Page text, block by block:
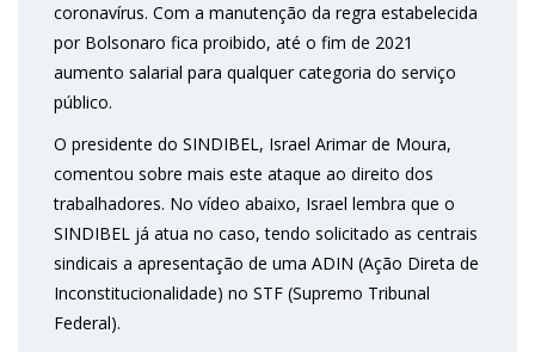
coronavírus. Com a manutenção da regra estabelecida
por Bolsonaro fica proibido, até o fim de 2021
aumento salarial para qualquer categoria do serviço
público.
O presidente do SINDIBEL, Israel Arimar de Moura,
comentou sobre mais este ataque ao direito dos
trabalhadores. No vídeo abaixo, Israel lembra que o
SINDIBEL já atua no caso, tendo solicitado as centrais
sindicais a apresentação de uma ADIN (Ação Direta de
Inconstitucionalidade) no STF (Supremo Tribunal
Federal).